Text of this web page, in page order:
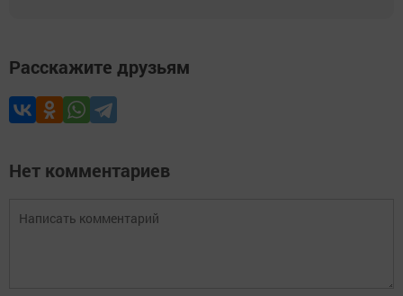
Расскажите друзьям
Нет комментариев